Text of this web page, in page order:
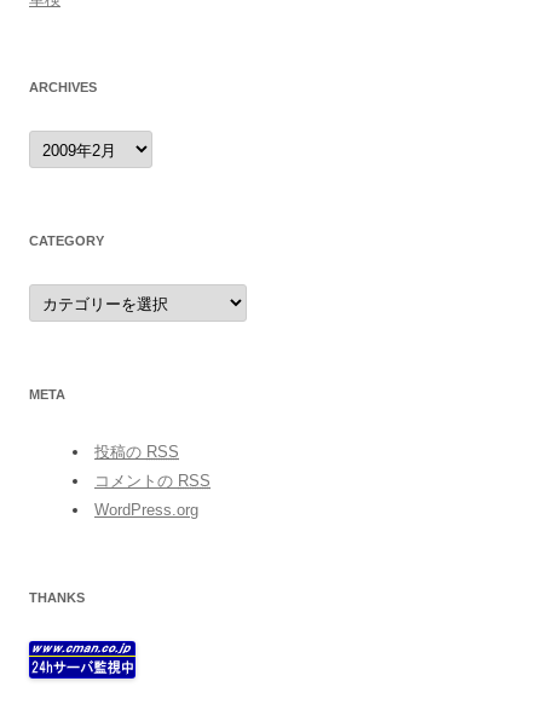
ARCHIVES
archives
CATEGORY
category
META
投稿の RSS
コメントの RSS
WordPress.org
THANKS